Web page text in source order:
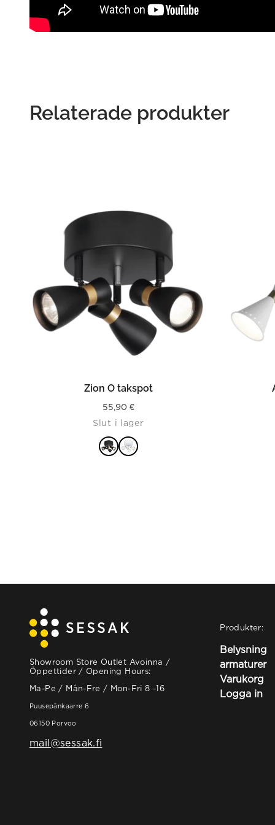
Relaterade produkter
LÄS MER
Zion O takspot
55,90 €
Slut i lager
Showroom Store Outlet Avoinna /
Öppettider / Opening Hours:
Ma-Pe / Mån-Fre / Mon-Fri 8 -16
Puusepänkaarre 6
06150 Porvoo
mail@sessak.fi
Produkter:
Belysning
armaturer
Varukorg
Logga in